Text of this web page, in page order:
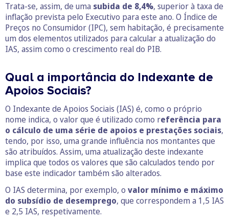
Trata-se, assim, de uma subida de 8,4%, superior à taxa de
inflação prevista pelo Executivo para este ano. O Índice de
Preços no Consumidor (IPC), sem habitação, é precisamente
um dos elementos utilizados para calcular a atualização do
IAS, assim como o crescimento real do PIB.
Qual a importância do Indexante de
Apoios Sociais?
O Indexante de Apoios Sociais (IAS) é, como o próprio
nome indica, o valor que é utilizado como referência para
o cálculo de uma série de apoios e prestações sociais,
tendo, por isso, uma grande influência nos montantes que
são atribuídos. Assim, uma atualização deste indexante
implica que todos os valores que são calculados tendo por
base este indicador também são alterados.
O IAS determina, por exemplo, o valor mínimo e máximo
do subsídio de desemprego, que correspondem a 1,5 IAS
e 2,5 IAS, respetivamente.